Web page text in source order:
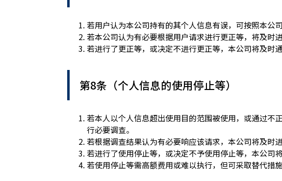
若用户认为本公司持有的其个人信息有误，可按照本
若本公司认为有必要根据用户请求进行更正等，将及时
若进行了更正等，或决定不进行更正等，本公司将及时通
第8条（个人信息的使用停止等）
若本人以个人信息超出使用目的范围被使用，或通过
行必要调查。
若根据调查结果认为有必要响应该请求，本公司将及时
若进行了使用停止等，或决定不予使用停止等，本公司
若使用停止等需高额费用或难以执行，但可采取替代措